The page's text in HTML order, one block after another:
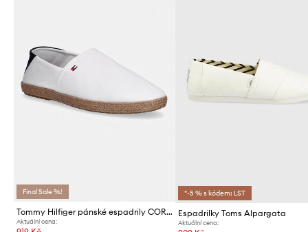
Final Sale %!
Tommy Hilfiger pánské espadrily CORE HILFIGER ESPADRILLE TEXTILE
Aktuální cena:
*-5 % s kódem: LST
Espadrilky Toms Alpargata
Aktuální cena: